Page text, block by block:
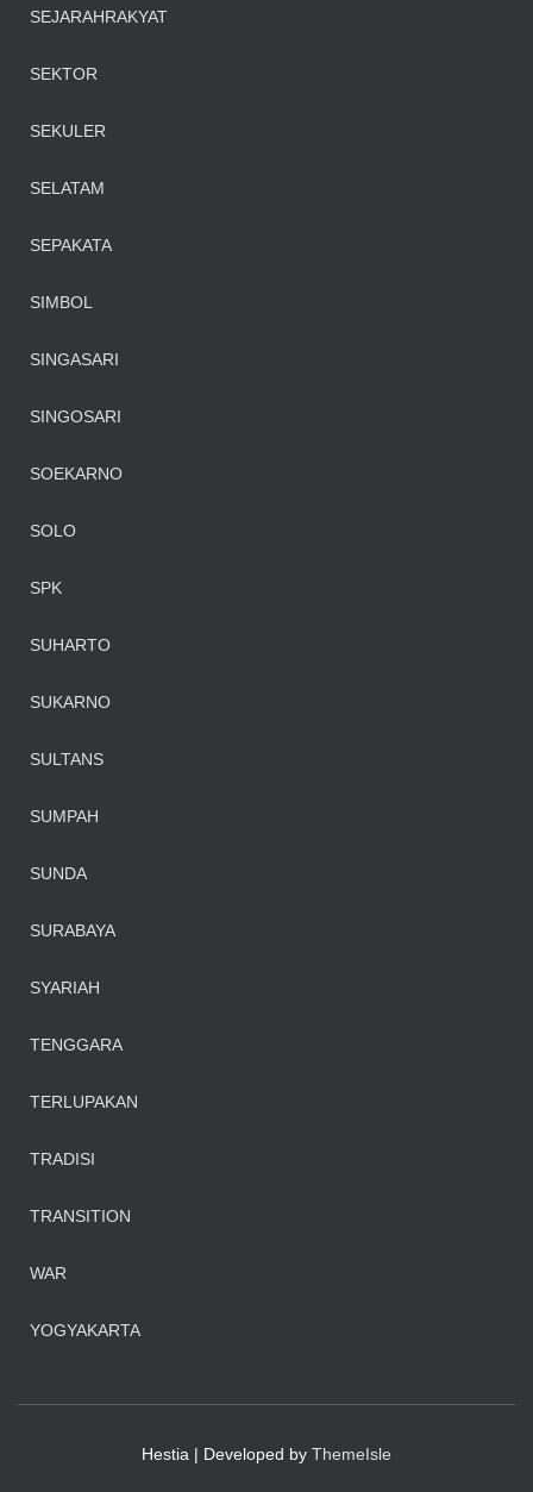
SEJARAHRAKYAT
SEKTOR
SEKULER
SELATAM
SEPAKATA
SIMBOL
SINGASARI
SINGOSARI
SOEKARNO
SOLO
SPK
SUHARTO
SUKARNO
SULTANS
SUMPAH
SUNDA
SURABAYA
SYARIAH
TENGGARA
TERLUPAKAN
TRADISI
TRANSITION
WAR
YOGYAKARTA
Hestia | Developed by ThemeIsle